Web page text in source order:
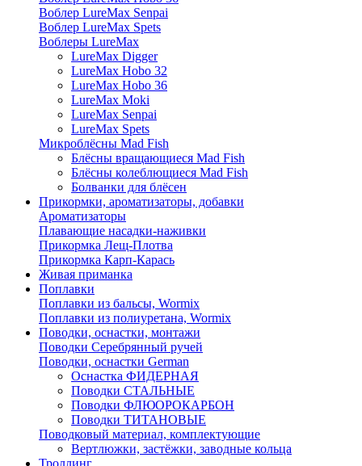
Воблер LureMax Senpai
Воблер LureMax Spets
Воблеры LureMax
LureMax Digger
LureMax Hobo 32
LureMax Hobo 36
LureMax Moki
LureMax Senpai
LureMax Spets
Микроблёсны Mad Fish
Блёсны вращающиеся Mad Fish
Блёсны колеблющиеся Mad Fish
Болванки для блёсен
Прикормки, ароматизаторы, добавки
Ароматизаторы
Плавающие насадки-наживки
Прикормка Лещ-Плотва
Прикормка Карп-Карась
Живая приманка
Поплавки
Поплавки из бальсы, Wormix
Поплавки из полиуретана, Wormix
Поводки, оснастки, монтажи
Поводки Серебрянный ручей
Поводки, оснастки German
Оснастка ФИДЕРНАЯ
Поводки СТАЛЬНЫЕ
Поводки ФЛЮОРОКАРБОН
Поводки ТИТАНОВЫЕ
Поводковый материал, комплектующие
Вертлюжки, застёжки, заводные кольца
Троллинг